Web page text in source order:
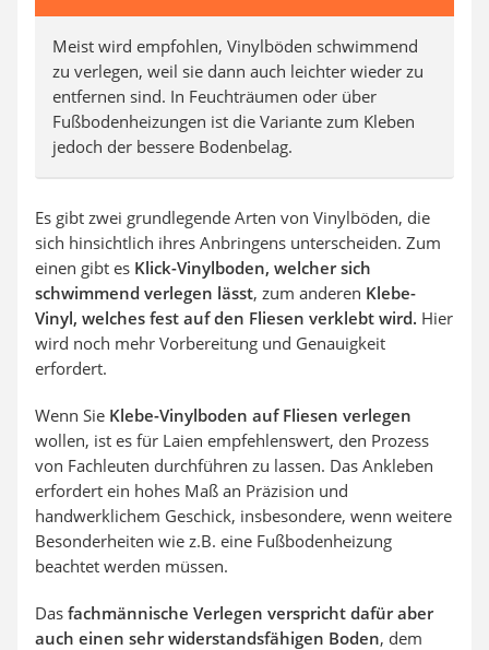
Meist wird empfohlen, Vinylböden schwimmend
zu verlegen, weil sie dann auch leichter wieder zu
entfernen sind. In Feuchträumen oder über
Fußbodenheizungen ist die Variante zum Kleben
jedoch der bessere Bodenbelag.
Es gibt zwei grundlegende Arten von Vinylböden, die
sich hinsichtlich ihres Anbringens unterscheiden. Zum
einen gibt es Klick-Vinylboden, welcher sich
schwimmend verlegen lässt, zum anderen Klebe-
Vinyl, welches fest auf den Fliesen verklebt wird. Hier
wird noch mehr Vorbereitung und Genauigkeit
erfordert.
Wenn Sie Klebe-Vinylboden auf Fliesen verlegen
wollen, ist es für Laien empfehlenswert, den Prozess
von Fachleuten durchführen zu lassen. Das Ankleben
erfordert ein hohes Maß an Präzision und
handwerklichem Geschick, insbesondere, wenn weitere
Besonderheiten wie z.B. eine Fußbodenheizung
beachtet werden müssen.
Das fachmännische Verlegen verspricht dafür aber
auch einen sehr widerstandsfähigen Boden, dem